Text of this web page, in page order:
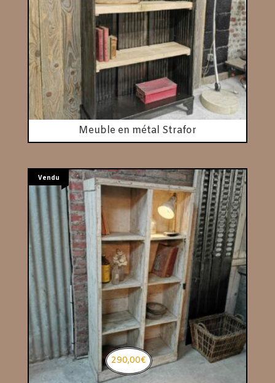
Meuble en métal Strafor
Vendu
290,00€